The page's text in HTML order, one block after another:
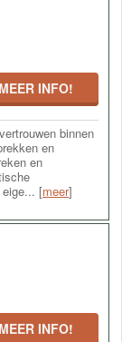
MEER INFO!
binnen
en
en
eige... [meer]
MEER INFO!